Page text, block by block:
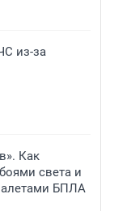
из-за
Как
света и
БПЛА